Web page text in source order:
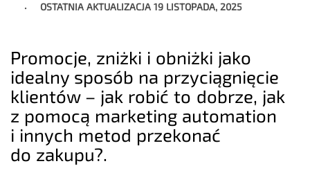
OSTATNIA AKTUALIZACJA19 LISTOPADA, 2025
Promocje, zniżki i obniżki jako
idealny sposób na przyciągnięcie
klientów – jak robić to dobrze, jak
z pomocą marketing automation
i innych metod przekonać
do zakupu?.